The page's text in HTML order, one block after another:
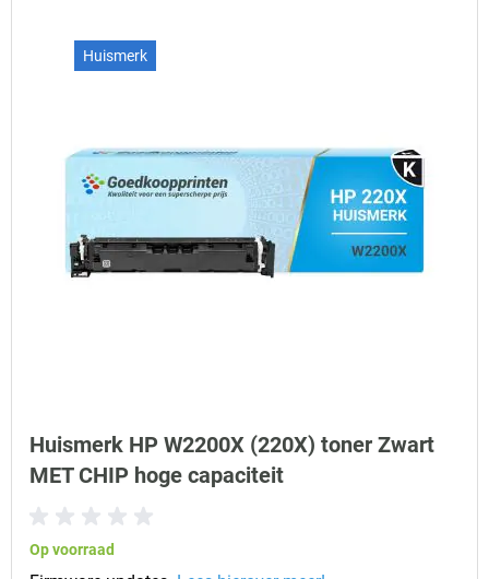
Huismerk
Huismerk HP W2200X (220X) toner Zwart
MET CHIP hoge capaciteit
Op voorraad